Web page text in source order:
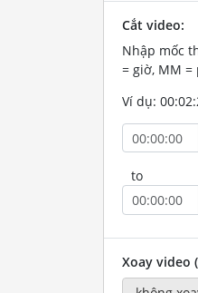
Cắt video:
Nhập mốc
= giờ, MM =
Ví dụ:
to
Xoay video